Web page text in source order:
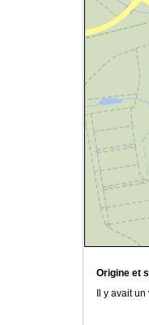
Origine et
Il y avait